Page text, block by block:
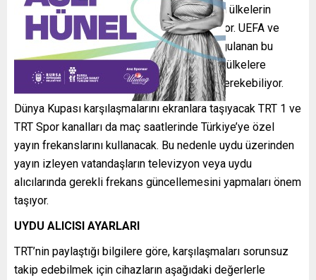
nedeniyle bazı karşılaşmalar yalnızca belirli ülkelerin
sınırları içinde şifresiz olarak yayınlanabiliyor. UEFA ve
FIFA organizasyonlarında daha önce de uygulanan bu
yöntem kapsamında, yayın sinyalinin başka ülkelere
ulaşması durumunda şifreleme yapılması gerekebiliyor.
Dünya Kupası karşılaşmalarını ekranlara taşıyacak TRT 1 ve
TRT Spor kanalları da maç saatlerinde Türkiye’ye özel
yayın frekanslarını kullanacak. Bu nedenle uydu üzerinden
yayın izleyen vatandaşların televizyon veya uydu
alıcılarında gerekli frekans güncellemesini yapmaları önem
taşıyor.
UYDU ALICISI AYARLARI
TRT’nin paylaştığı bilgilere göre, karşılaşmaları sorunsuz
takip edebilmek için cihazların aşağıdaki değerlerle